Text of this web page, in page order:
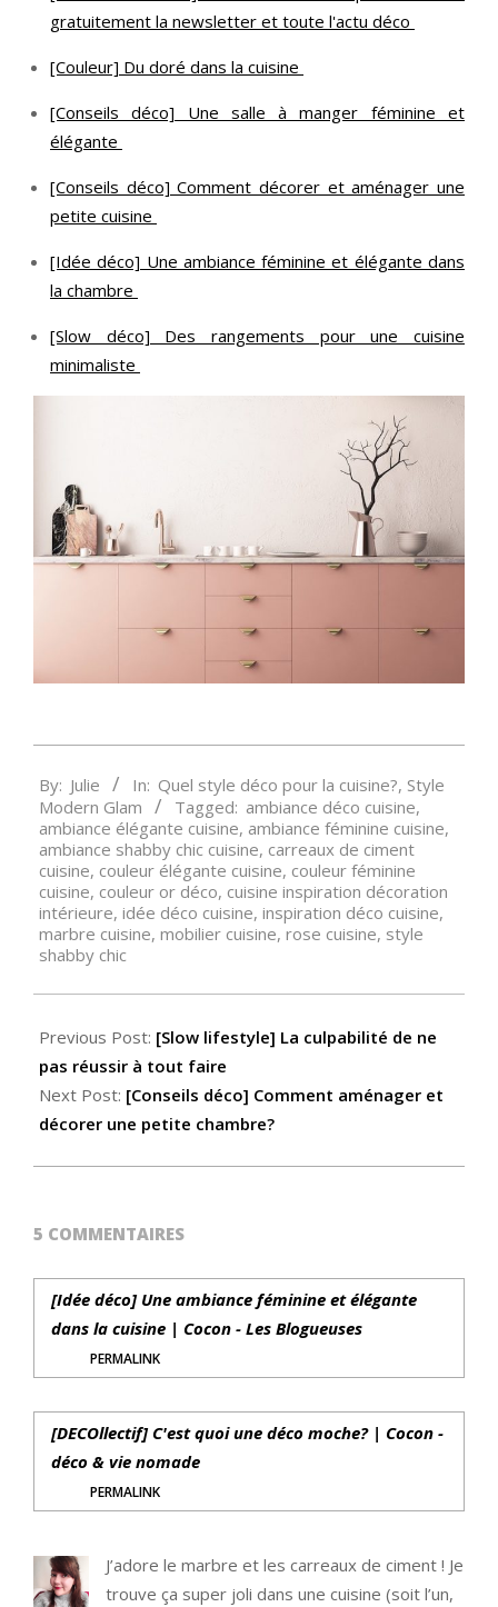
gratuitement la newsletter et toute l'actu déco
[Couleur] Du doré dans la cuisine
[Conseils déco] Une salle à manger féminine et
élégante
[Conseils déco] Comment décorer et aménager une
petite cuisine
[Idée déco] Une ambiance féminine et élégante dans
la chambre
[Slow déco] Des rangements pour une cuisine
minimaliste
02-
03
By: Julie In: Quel style déco pour la cuisine?, Style
Modern Glam
Tagged: ambiance déco cuisine,
ambiance élégante cuisine, ambiance féminine cuisine,
ambiance shabby chic cuisine, carreaux de ciment
cuisine, couleur élégante cuisine, couleur féminine
cuisine, couleur or déco, cuisine inspiration décoration
intérieure, idée déco cuisine, inspiration déco cuisine,
marbre cuisine, mobilier cuisine, rose cuisine, style
shabby chic
Previous Post: [Slow lifestyle] La culpabilité de ne
pas réussir à tout faire
Next Post: [Conseils déco] Comment aménager et
décorer une petite chambre?
5 COMMENTAIRES
[Idée déco] Une ambiance féminine et élégante
dans la cuisine | Cocon - Les Blogueuses
PERMALINK
[DECOllectif] C'est quoi une déco moche? | Cocon -
déco & vie nomade
PERMALINK
J’adore le marbre et les carreaux de ciment ! Je
trouve ça super joli dans une cuisine (soit l’un,